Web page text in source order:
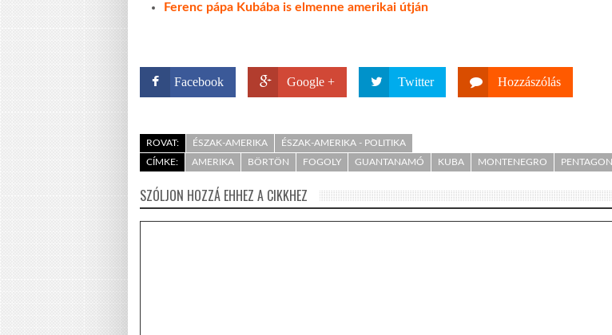
Ferenc pápa Kubába is elmenne amerikai útján
Facebook Google + Twitter Hozzászólás
ROVAT: ÉSZAK-AMERIKA
ÉSZAK-AMERIKA - POLITIKA
CÍMKE:
AMERIKA BÖRTÖN FOGOLY GUANTANAMÓ KUBA MONTENEGRO PENTAGON
SZÓLJON HOZZÁ EHHEZ A CIKKHEZ